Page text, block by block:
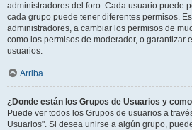
administradores del foro. Cada usuario puede
cada grupo puede tener diferentes permisos.
administradores, a cambiar los permisos de
como los permisos de moderador, o garantizar
usuarios.
Arriba
¿Donde están los Grupos de Usuarios y
Puede ver todos los Grupos de usuarios a
Usuarios". Si desea unirse a algún grupo,